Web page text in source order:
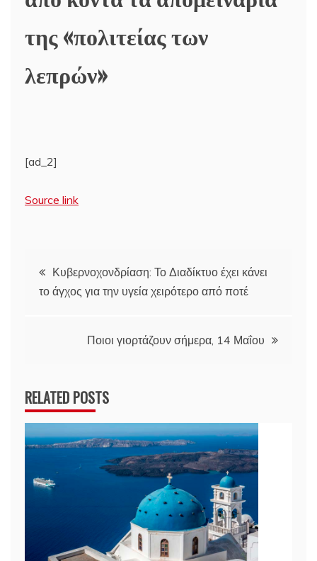
της «πολιτείας των
λεπρών»
[ad_2]
Source link
Πλοήγηση
άρθρων
Κυβερνοχονδρίαση: Το Διαδίκτυο έχει κάνει
το άγχος για την υγεία χειρότερο από ποτέ
Ποιοι γιορτάζουν σήμερα, 14 Μαΐου
RELATED POSTS